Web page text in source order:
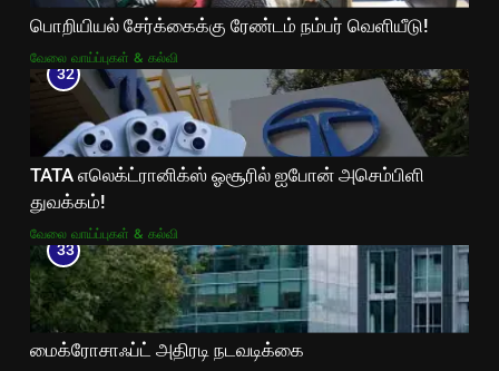
பொறியியல் சேர்க்கைக்கு ரேண்டம் நம்பர் வெளியீடு!
வேலை வாய்ப்புகள் & கல்வி
32
TATA எலெக்ட்ரானிக்ஸ் ஓசூரில் ஐபோன் அசெம்பிளி
துவக்கம்!
வேலை வாய்ப்புகள் & கல்வி
33
மைக்ரோசாஃப்ட் அதிரடி நடவடிக்கை